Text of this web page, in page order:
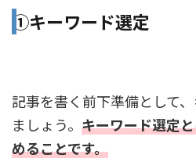
①キーワード選定
記事を書く前下準備として
ましょう。 キーワード選定
めることです。